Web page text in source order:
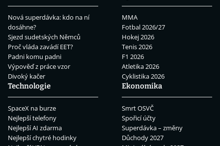
Nová superdávka: kdo na ní
dosáhne?
Sjezd sudetských Němců
Proč vláda zavádí EET?
Padni komu padni
Výpověď z práce vzor
Divoký kačer
MMA
Fotbal 2026/27
Hokej 2026
Tenis 2026
F1 2026
Atletika 2026
Cyklistika 2026
Technologie
SpaceX na burze
Nejlepší telefony
Nejlepší AI zdarma
Nejlepší chytré hodinky
Ekonomika
Smrt OSVČ
Spořicí účty
Superdávka – změny
Důchody 2027